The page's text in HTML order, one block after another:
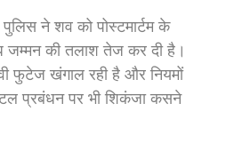
ने शव को पोस्टमार्टम के
जम्मन की तलाश तेज कर दी है।
फुटेज खंगाल रही है और नियमों
प्रबंधन पर भी शिकंजा कसने